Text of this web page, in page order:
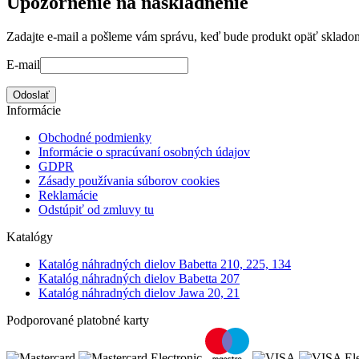
Zadajte e-mail a pošleme vám správu, keď bude produkt opäť
E-mail
Odoslať
Informácie
Obchodné podmienky
Informácie o spracúvaní osobných údajov
GDPR
Zásady používania súborov cookies
Reklamácie
Odstúpiť od zmluvy tu
Katalógy
Katalóg náhradných dielov Babetta 210, 225, 134
Katalóg náhradných dielov Babetta 207
Katalóg náhradných dielov Jawa 20, 21
Podporované platobné karty